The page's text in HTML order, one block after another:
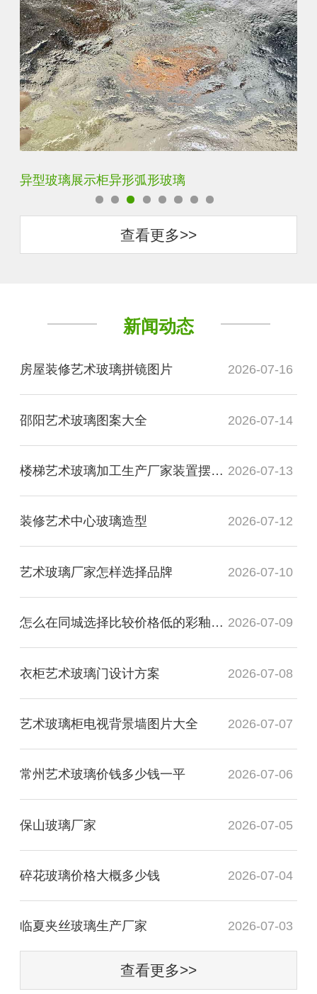
异型玻璃展示柜异形弧形玻璃
查看更多>>
新闻动态
房屋装修艺术玻璃拼镜图片 2026-07-16
邵阳艺术玻璃图案大全 2026-07-14
楼梯艺术玻璃加工生产厂家装置摆件安装 2026-07-13
装修艺术中心玻璃造型 2026-07-12
艺术玻璃厂家怎样选择品牌 2026-07-10
怎么在同城选择比较价格低的彩釉玻璃厂家 2026-07-09
衣柜艺术玻璃门设计方案 2026-07-08
艺术玻璃柜电视背景墙图片大全 2026-07-07
常州艺术玻璃价钱多少钱一平 2026-07-06
保山玻璃厂家 2026-07-05
碎花玻璃价格大概多少钱 2026-07-04
临夏夹丝玻璃生产厂家 2026-07-03
查看更多>>